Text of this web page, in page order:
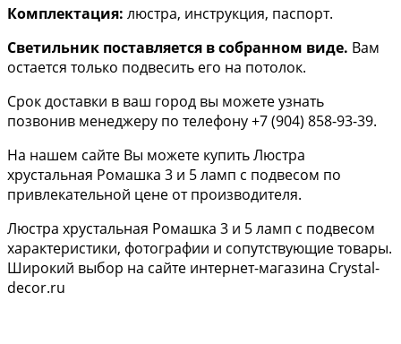
Комплектация: люстра, инструкция, паспорт.
Светильник поставляется в собранном виде. Вам
остается только подвесить его на потолок.
Срок доставки в ваш город вы можете узнать
позвонив менеджеру по телефону +7 (904) 858-93-39.
На нашем сайте Вы можете купить Люстра
хрустальная Ромашка 3 и 5 ламп с подвесом по
привлекательной цене от производителя.
Люстра хрустальная Ромашка 3 и 5 ламп с подвесом
характеристики, фотографии и сопутствующие товары.
Широкий выбор на сайте интернет-магазина Crystal-
decor.ru